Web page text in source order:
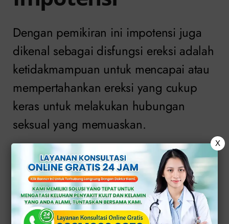
Dengan pemikiran ini impotensi juga
dikenal sebagai disfungsi ereksi adalah
ketidakmampuan untuk mencapai atau
mempertahankan ereksi yang cukup
keras untuk melakukan hubungan
seksual yang memuaskan.
Berikut berbeda dari penyebab umum
impotensi meliputi:
Penyebab fisik
X